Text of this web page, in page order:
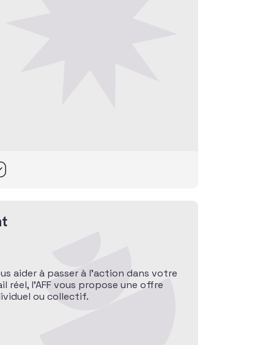
aider à passer à l’action dans votre
l’AFF vous propose une offre
ou collectif.